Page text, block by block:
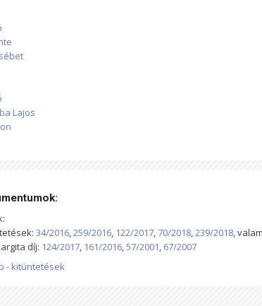
Lajos
34/2016,259/2016, 122/2017,70/2018,239/2018,
díj: 124/2017, 161/2016,57/2001, 67/2007
- kitüntetések